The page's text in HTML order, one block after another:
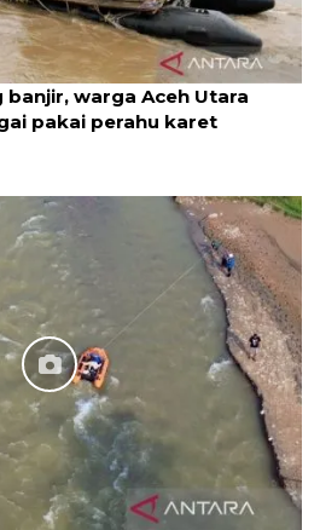
warga Aceh Utara
pakai perahu karet